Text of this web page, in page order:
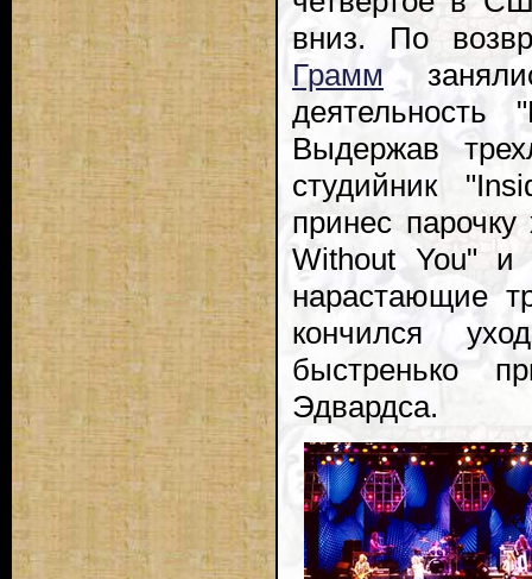
вниз. По
Грамм
деятельность
Выдержав
студийник
принес
Without You" и
нарастающие
кончился
быстренько
Эдвардса.